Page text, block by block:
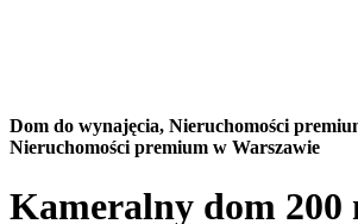
Dom do wynajęcia, Nieruchomości
Nieruchomości premium w Warszawie
Kameralny dom 200